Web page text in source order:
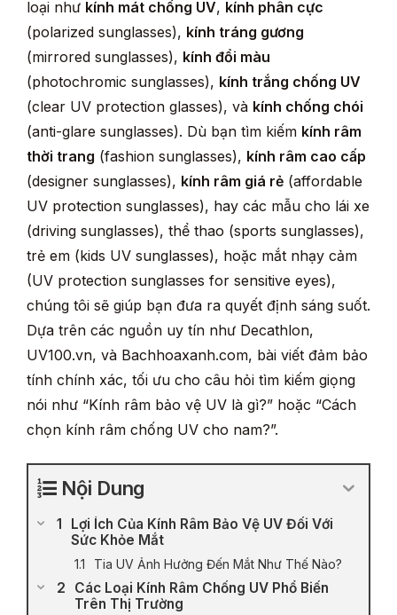
loại như kính mát chống UV, kính phân cực
(polarized sunglasses), kính tráng gương
(mirrored sunglasses), kính đổi màu
(photochromic sunglasses), kính trắng chống UV
(clear UV protection glasses), và kính chống chói
(anti-glare sunglasses). Dù bạn tìm kiếm kính râm
thời trang (fashion sunglasses), kính râm cao cấp
(designer sunglasses), kính râm giá rẻ (affordable
UV protection sunglasses), hay các mẫu cho lái xe
(driving sunglasses), thể thao (sports sunglasses),
trẻ em (kids UV sunglasses), hoặc mắt nhạy cảm
(UV protection sunglasses for sensitive eyes),
chúng tôi sẽ giúp bạn đưa ra quyết định sáng suốt.
Dựa trên các nguồn uy tín như Decathlon,
UV100.vn, và Bachhoaxanh.com, bài viết đảm bảo
tính chính xác, tối ưu cho câu hỏi tìm kiếm giọng
nói như “Kính râm bảo vệ UV là gì?” hoặc “Cách
chọn kính râm chống UV cho nam?”.
Nội Dung
Lợi Ích Của Kính Râm Bảo Vệ UV Đối Với
Sức Khỏe Mắt
Tia UV Ảnh Hưởng Đến Mắt Như Thế Nào?
Các Loại Kính Râm Chống UV Phổ Biến
Trên Thị Trường